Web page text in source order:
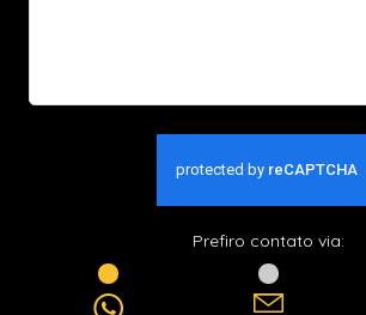
Prefiro contato via: